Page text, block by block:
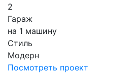
2
Гараж
на 1 машину
Стиль
Модерн
Посмотреть проект